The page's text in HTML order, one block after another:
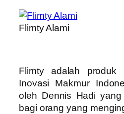
Flimty Alami
Flimty adalah produk
Inovasi Makmur
oleh Dennis Hadi
bagi orang yang